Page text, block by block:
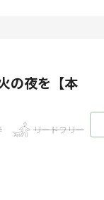
の夜を【本
リードフリー